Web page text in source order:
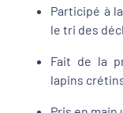
Participé à
le tri des
Fait de la
lapins